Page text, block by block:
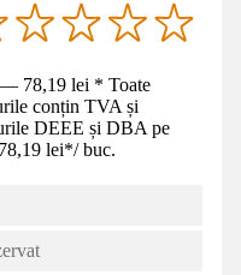
78,19 lei * Toate
conțin TVA și
DEEE și DBA pe
78,19 lei*/ buc.